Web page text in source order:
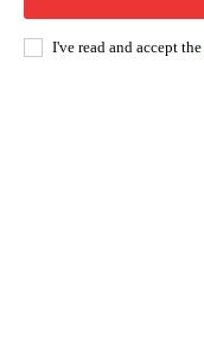
I've read and accept the